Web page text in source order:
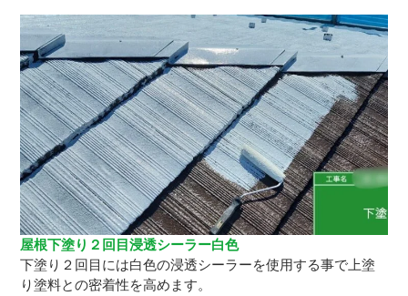
屋根下塗り２回目浸透シーラー白色
下塗り２回目には白色の浸透シーラーを使用する事で上塗
り塗料との密着性を高めます。